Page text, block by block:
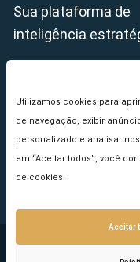
Utilizamos cookies para
de navegação, exibir
personalizado e analisar
em “Aceitar todos”, você
de cookies.
Aceitar
Sua plataforma de
inteligência